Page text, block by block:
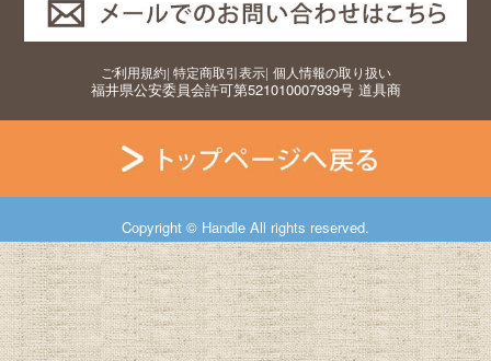
ご利用規約| 特定商取引表示| 個人情報の取り扱い
福井県公安委員会許可第521010007939号 道具商
Copyright © Handle All rights reserved.